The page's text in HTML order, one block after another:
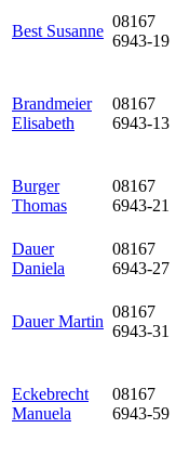
Best Susanne
08167
6943-19
Brandmeier
Elisabeth
08167
6943-13
Burger
Thomas
08167
6943-21
Dauer
Daniela
08167
6943-27
Dauer Martin
08167
6943-31
Eckebrecht
Manuela
08167
6943-59